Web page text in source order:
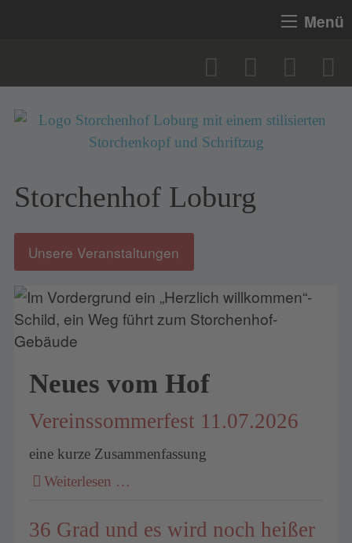
Menü
Storchenhof Loburg
Unsere Veranstaltungen
Neues vom Hof
Vereinssommerfest 11.07.2026
eine kurze Zusammenfassung
Weiterlesen …
36 Grad und es wird noch heißer